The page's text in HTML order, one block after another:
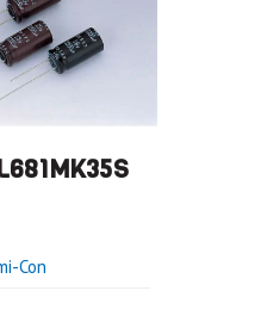
Con